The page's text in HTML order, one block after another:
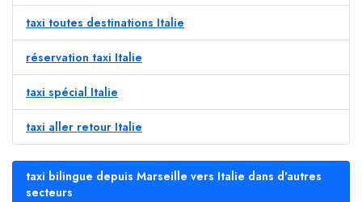
taxi toutes destinations Italie
réservation taxi Italie
taxi spécial Italie
taxi aller retour Italie
taxi bilingue depuis Marseille vers Italie dans d'autres
secteurs